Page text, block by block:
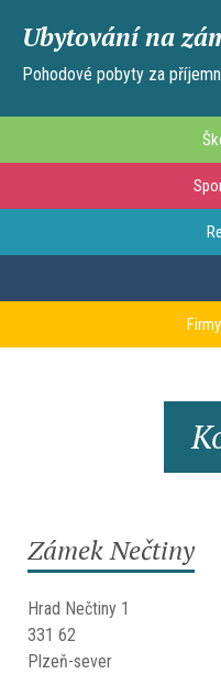
Ubytování na
Pohodové pobyty za
Zámek Nečtiny
Hrad Nečtiny 1
331 62
Plzeň-sever